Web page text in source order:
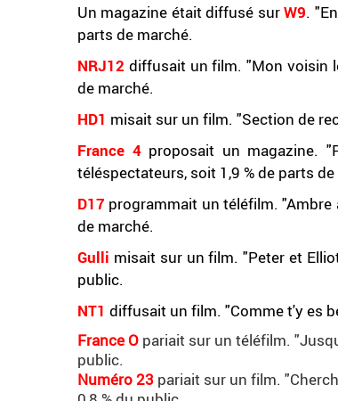
Un magazine était diffusé surW9.
parts de marché.
NRJ12 diffusait un film. "Mon voisin
de marché.
HD1 misait sur un film. "Section de
France 4proposait un magazine.
téléspectateurs, soit 1,9 % de parts
D17 programmait un téléfilm.
de marché.
Gulli misait sur un film. "Peter et
public.
NT1 diffusait un film. "Comme t'y es
France O pariait sur un téléfilm.
public.
Numéro 23 pariait sur un film.